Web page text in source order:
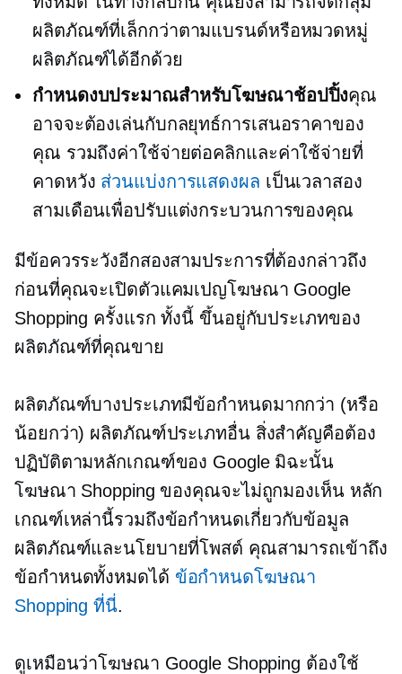
ผลิตภัณฑ์ที่เล็กกว่าตามแบรนด์หรือหมวดหมู่
ผลิตภัณฑ์ได้อีกด้วย
กำหนดงบประมาณสำหรับโฆษณาช้อปปิ้งคุณ
อาจจะต้องเล่นกับกลยุทธ์การเสนอราคาของ
คุณ รวมถึงค่าใช้จ่ายต่อคลิกและค่าใช้จ่ายที่
คาดหวัง ส่วนแบ่งการแสดงผล เป็นเวลาสอง
สามเดือนเพื่อปรับแต่งกระบวนการของคุณ
มีข้อควรระวังอีกสองสามประการที่ต้องกล่าวถึง
ก่อนที่คุณจะเปิดตัวแคมเปญโฆษณา Google
Shopping ครั้งแรก ทั้งนี้ ขึ้นอยู่กับประเภทของ
ผลิตภัณฑ์ที่คุณขาย
ผลิตภัณฑ์บางประเภทมีข้อกำหนดมากกว่า (หรือ
น้อยกว่า) ผลิตภัณฑ์ประเภทอื่น สิ่งสำคัญคือต้อง
ปฏิบัติตามหลักเกณฑ์ของ Google มิฉะนั้น
โฆษณา Shopping ของคุณจะไม่ถูกมองเห็น หลัก
เกณฑ์เหล่านี้รวมถึงข้อกำหนดเกี่ยวกับข้อมูล
ผลิตภัณฑ์และนโยบายที่โพสต์ คุณสามารถเข้าถึง
ข้อกำหนดทั้งหมดได้ ข้อกำหนดโฆษณา
Shopping ที่นี่.
ดูเหมือนว่าโฆษณา Google Shopping ต้องใช้